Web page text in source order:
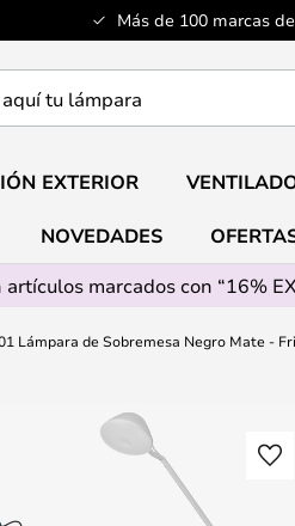
Más de 100 marcas
EXTERIOR
NOVEDADES
artículos marcados con “16%
Lámpara de Sobremesa Negro Mate -